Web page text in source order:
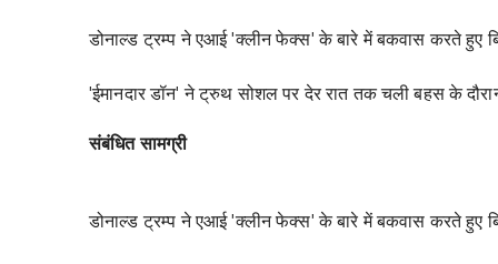
डोनाल्ड ट्रम्प ने एआई 'क्लीन फेक्स' के बारे में बकवास करते हुए
'ईमानदार डॉन' ने ट्रुथ सोशल पर देर रात तक चली बहस के
संबंधित सामग्री
डोनाल्ड ट्रम्प ने एआई 'क्लीन फेक्स' के बारे में बकवास करते हुए